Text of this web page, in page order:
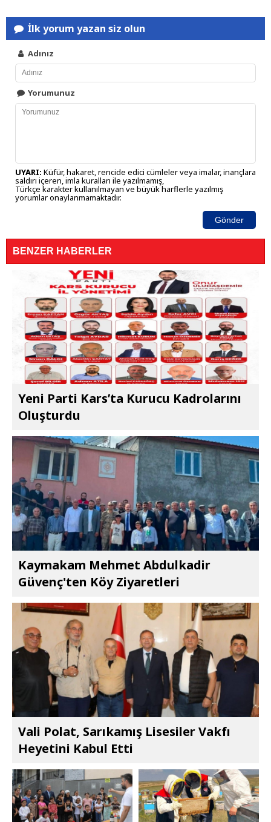
İlk yorum yazan siz olun
Adınız
Yorumunuz
UYARI: Küfür, hakaret, rencide edici cümleler veya imalar, inançlara
saldırı içeren, imla kuralları ile yazılmamış,
Türkçe karakter kullanılmayan ve büyük harflerle yazılmış
yorumlar onaylanmamaktadır.
Gönder
BENZER HABERLER
Yeni Parti Kars’ta Kurucu Kadrolarını
Oluşturdu
Kaymakam Mehmet Abdulkadir
Güvenç'ten Köy Ziyaretleri
Vali Polat, Sarıkamış Lisesiler Vakfı
Heyetini Kabul Etti